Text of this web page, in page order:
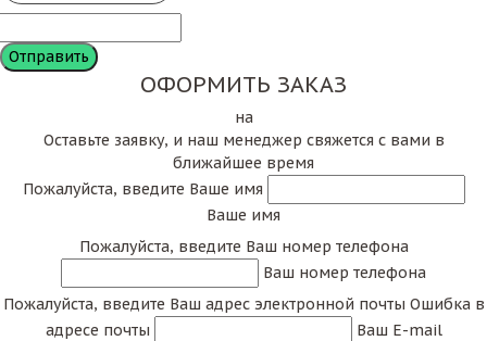
ОФОРМИТЬ ЗАКАЗ
на
Оставьте заявку, и наш менеджер свяжется с вами в
ближайшее время
Пожалуйста, введите Ваше имя
Ваше имя
Пожалуйста, введите Ваш номер телефона
Ваш номер телефона
Пожалуйста, введите Ваш адрес электронной почты Ошибка в
адресе почты
Ваш E-mail